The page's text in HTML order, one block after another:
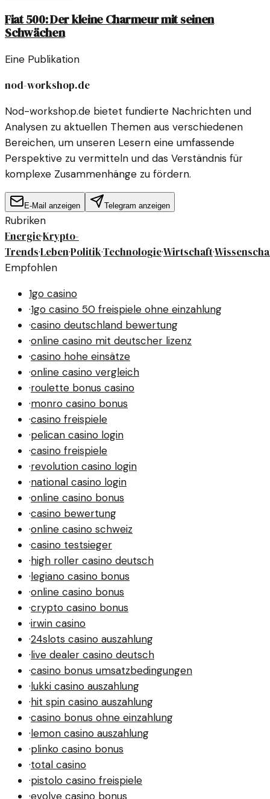
Fiat 500: Der kleine Charmeur mit seinen
Schwächen
Eine Publikation
nod-workshop.de
Nod-workshop.de bietet fundierte Nachrichten und
Analysen zu aktuellen Themen aus verschiedenen
Bereichen, um unseren Lesern eine umfassende
Perspektive zu vermitteln und das Verständnis für
komplexe Zusammenhänge zu fördern.
E-Mail anzeigen Telegram anzeigen
Rubriken
Energie·Krypto-
Trends·Leben·Politik·Technologie·Wirtschaft·
Empfohlen
1go casino
·1go casino 50 freispiele ohne einzahlung
·casino deutschland bewertung
·online casino mit deutscher lizenz
·casino hohe einsätze
·online casino vergleich
·roulette bonus casino
·monro casino bonus
·casino freispiele
·pelican casino login
·casino freispiele
·revolution casino login
·national casino login
·online casino bonus
·casino bewertung
·online casino schweiz
·casino testsieger
·high roller casino deutsch
·legiano casino bonus
·online casino bonus
·crypto casino bonus
·irwin casino
·24slots casino auszahlung
·live dealer casino deutsch
·casino bonus umsatzbedingungen
·lukki casino auszahlung
·hit spin casino auszahlung
·casino bonus ohne einzahlung
·lemon casino auszahlung
·plinko casino bonus
·total casino
·pistolo casino freispiele
·evolve casino bonus